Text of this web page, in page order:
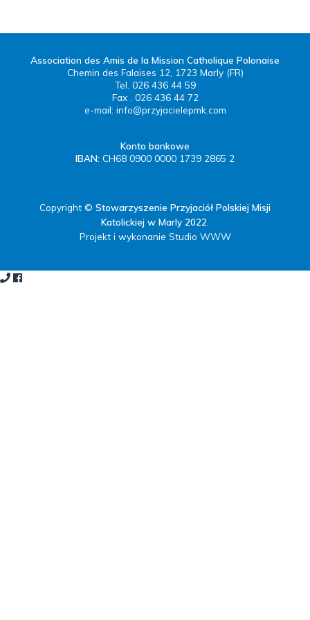
Association des Amis de la Mission Catholique Polonaise
Chemin des Falaises 12, 1723 Marly (FR)
Tel. 026 436 44 59
Fax . 026 436 44 72
e-mail: info@przyjacielepmk.com
Konto bankowe
IBAN: CH68 0900 0000 1739 2865 2
Copyright © Stowarzyszenie Przyjaciół Polskiej Misji
Katolickiej w Marly 2022
Projekt i wykonanie Studio WWW